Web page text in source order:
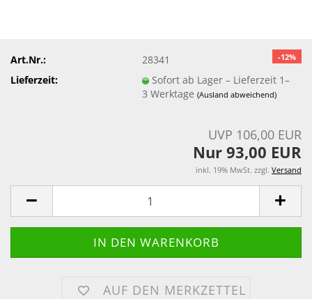
-12%
Art.Nr.:
28341
Lieferzeit:
Sofort ab Lager – Lieferzeit 1–
3 Werktage(Ausland abweichend)
UVP 106,00 EUR
Nur 93,00 EUR
inkl. 19% MwSt. zzgl. Versand
AUF DEN MERKZETTEL